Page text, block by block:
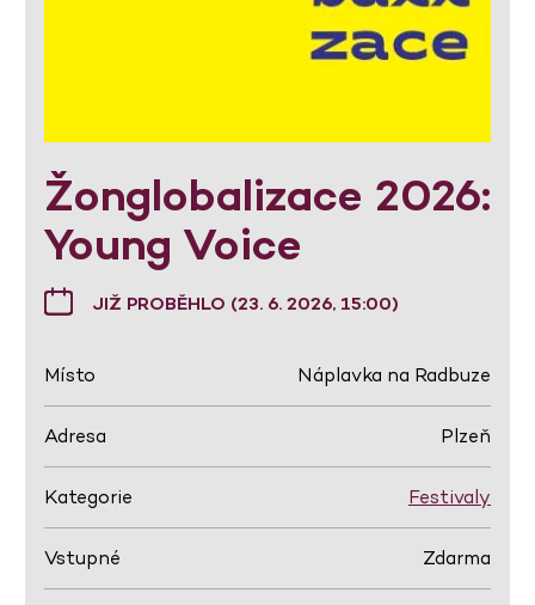
Žonglobalizace 2026:
Young Voice
JIŽ PROBĚHLO (23. 6. 2026, 15:00)
Místo Náplavka na Radbuze
Adresa Plzeň
Kategorie Festivaly
Vstupné Zdarma